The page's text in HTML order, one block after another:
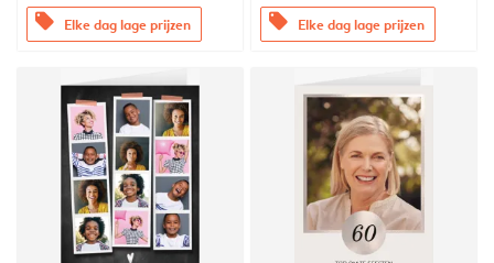
offers Elke dag lage prijzen offers Elke dag lage prijzen